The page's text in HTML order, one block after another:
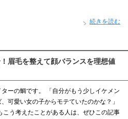
続きを読む
眉毛を整えて顔バランスを理想値
ーの鯛です。 「自分がもう少しイケメン
可愛い女の子からモテていたのかな？」
こう考えたことがある人は、ぜひこの記事